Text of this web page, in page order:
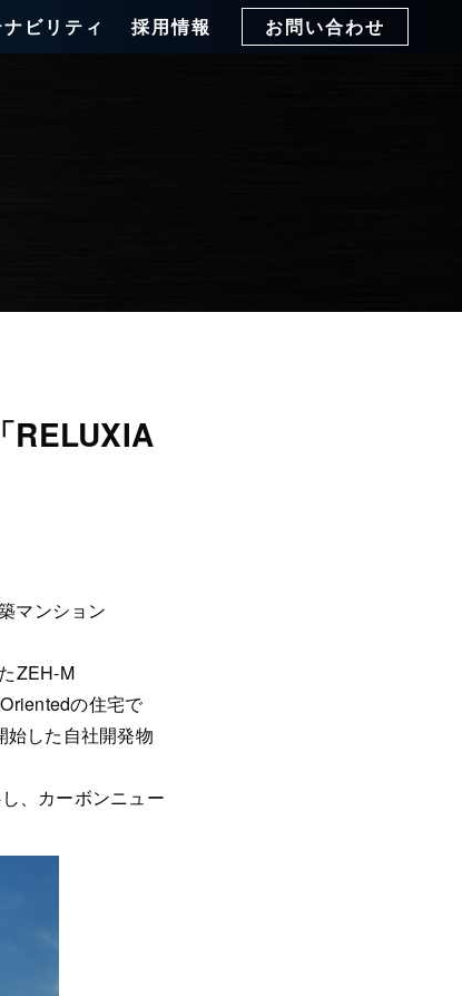
ビリティ 採用情報 お問い合わせ
RELUXIA
マンション
ZEH-M
の住宅で
した自社開発物
、カーボンニュー